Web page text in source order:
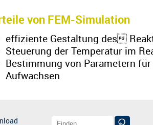
von FEM-Simulation
effiziente Gestaltung des
Steuerung der Temperatur im
Bestimmung von Parametern
Aufwachsen